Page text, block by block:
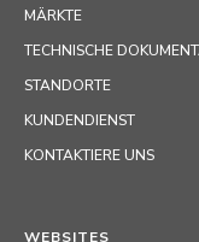
MÄRKTE
TECHNISCHE
STANDORTE
KUNDENDIENST
KONTAKTIERE UNS
WEBSITES